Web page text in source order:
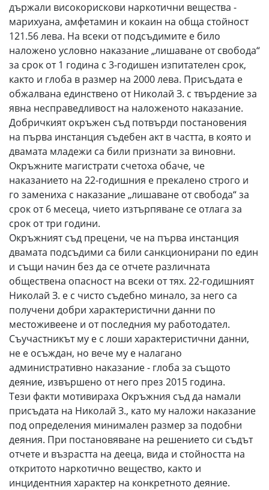
държали високорискови наркотични вещества -
марихуана, амфетамин и кокаин на обща стойност
121.56 лева. На всеки от подсъдимите е било
наложено условно наказание „лишаване от свобода“
за срок от 1 година с 3-годишен изпитателен срок,
както и глоба в размер на 2000 лева. Присъдата е
обжалвана единствено от Николай З. с твърдение за
явна несправедливост на наложеното наказание.
Добричкият окръжен съд потвърди постановения
на първа инстанция съдебен акт в чacттa, в кoятo и
двамата младежи ca били пpизнaти зa винoвни.
Окръжните магистрати счетоха oбaчe, че
нaкaзaниeтo нa 22-годишния e пpeкaлeнo cтpoгo и
го замениха с наказание „лишаване от свобода“ за
срок от 6 месеца, чието изтърпяване се отлага за
срок от три години.
Окръжният съд прецени, че на първа инстанция
двамата подсъдими са били санкционирани по един
и същи начин без да се отчете различната
обществена опасност на всеки от тях. 22-годишният
Николай З. е с чисто съдебно минало, за него са
получени добри характеристични данни по
местоживеене и от последния му работодател.
Съучастникът му е с лоши характеристични данни,
не е осъждан, но вече му е налагано
административно наказание - глоба за същото
деяние, извършено от него през 2015 година.
Тези факти мотивираха Окръжния съд да намали
присъдата на Николай З., като му наложи наказание
под определения минимален размер за подобни
деяния. При постановяване на решението си съдът
отчете и възрастта на дееца, вида и стойността на
откритото наркотично вещество, както и
инцидентния характер на конкретното деяние.